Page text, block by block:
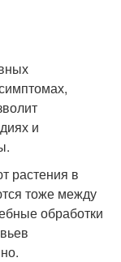
и
растения в
тоже между
обработки